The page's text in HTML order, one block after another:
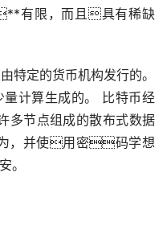
有限，而且具有稀缺
特定的货币机构发行的。
计算生成的。 比特币经
多节点组成的散布式数据
，并使用密码学想
。